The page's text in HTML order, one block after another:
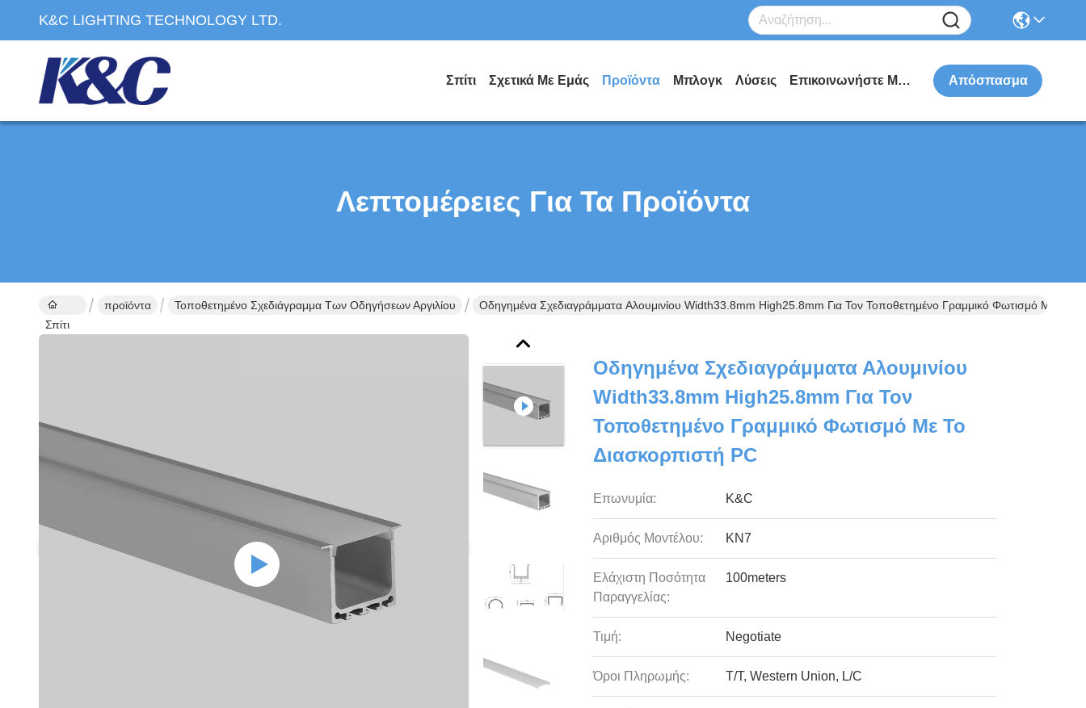
K&C LIGHTING TECHNOLOGY LTD.
Σπίτι Σχετικά Με Εμάς Προϊόντα Μπλογκ Λύσεις Επικοινωνήστε Μαζί Μας Απόσπασμα
Λεπτομέρειες Για Τα Προϊόντα
Σπίτι
προϊόντα Τοποθετημένο Σχεδιάγραμμα Των Οδηγήσεων Αργιλίου Οδηγημένα Σχεδιαγράμματα Αλουμινίου Width33.8mm High25.8mm Για Τον Τοποθετημένο Γραμμικό Φωτισμό Με Το
Οδηγημένα Σχεδιαγράμματα Αλουμινίου
Width33.8mm High25.8mm Για Τον
Τοποθετημένο Γραμμικό Φωτισμό Με Το
Διασκορπιστή PC
Επωνυμία: K&C
Αριθμός Μοντέλου: KN7
Ελάχιστη Ποσότητα
Παραγγελίας:
100meters
Τιμή: Negotiate
Όροι Πληρωμής: T/T, Western Union, L/C